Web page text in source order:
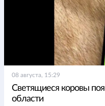
08 августа, 15:29
Светящиеся коровы
области